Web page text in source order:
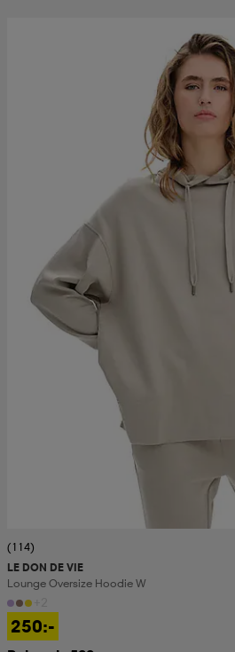
(114)
LE DON DE VIE
Lounge Oversize Hoodie W
250:-